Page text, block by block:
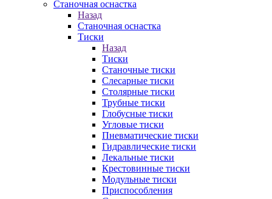
Станочная оснастка
Назад
Станочная оснастка
Тиски
Назад
Тиски
Станочные тиски
Слесарные тиски
Столярные тиски
Трубные тиски
Глобусные тиски
Угловые тиски
Пневматические тиски
Гидравлические тиски
Лекальные тиски
Крестовинные тиски
Модульные тиски
Приспособления